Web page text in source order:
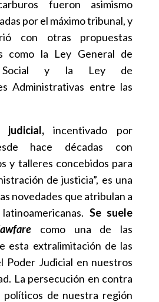
fueron asimismo
por el máximo tribunal, y
con otras propuestas
como la Ley General de
Social y la Ley de
Administrativas entre las
judicial,incentivado por
hace décadas con
y talleres concebidos para
de justicia”, es una
novedades que atribulan a
Se suele
como una de las
esta extralimitación de las
Poder Judicial en nuestros
La persecución en contra
políticos de nuestra región